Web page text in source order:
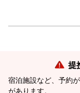
提
宿泊施設など、予約
があります。